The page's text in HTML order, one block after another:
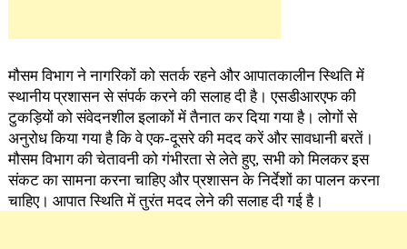
मौसम विभाग ने नागरिकों को सतर्क रहने और आपातकालीन स्थिति में
स्थानीय प्रशासन से संपर्क करने की सलाह दी है। एसडीआरएफ की
टुकड़ियों को संवेदनशील इलाकों में तैनात कर दिया गया है। लोगों से
अनुरोध किया गया है कि वे एक-दूसरे की मदद करें और सावधानी बरतें।
मौसम विभाग की चेतावनी को गंभीरता से लेते हुए, सभी को मिलकर इस
संकट का सामना करना चाहिए और प्रशासन के निर्देशों का पालन करना
चाहिए। आपात स्थिति में तुरंत मदद लेने की सलाह दी गई है।